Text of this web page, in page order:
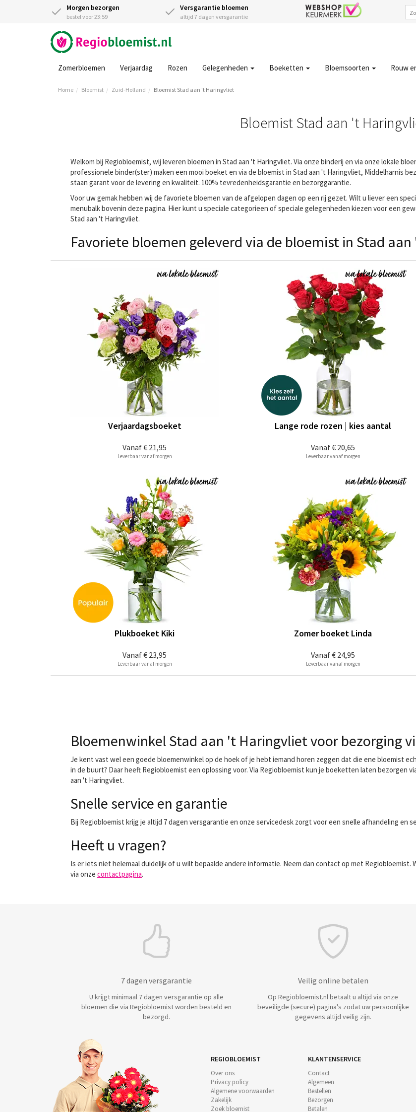
Morgen bezorgen
bestel voor 23:59
Versgarantie bloemen
altijd 7 dagen versgarantie
Zomerbloemen Verjaardag Rozen Gelegenheden Boeketten Bloemsoorten Rouw
Home Bloemist Zuid-Holland Bloemist Stad aan 't Haringvliet
Bloemist Stad aan 't
Welkom bij Regiobloemist, wij leveren bloemen in Stad aan 't Haringvliet. Via onze binderij en via onze lokale
professionele binder(ster) maken een mooi boeket en via de bloemist in Stad aan 't Haringvliet, Middelharnis
staan garant voor de levering en kwaliteit. 100% tevredenheidsgarantie en bezorggarantie.
Voor uw gemak hebben wij de favoriete bloemen van de afgelopen dagen op een rij gezet. Wilt u liever een
menubalk bovenin deze pagina. Hier kunt u speciale categorieen of speciale gelegenheden kiezen voor een
Stad aan 't Haringvliet.
Favoriete bloemen geleverd via de bloemist in Stad
Vanaf€ 21,95
Verjaardagsboeket
Leverbaar vanaf morgen
Vanaf€ 20,65
Lange rode rozen | kies aantal
Leverbaar vanaf morgen
Vanaf€ 23,95
Plukboeket Kiki
Leverbaar vanaf morgen
Vanaf€ 24,95
Zomer boeket Linda
Leverbaar vanaf morgen
Bloemenwinkel Stad aan 't Haringvliet voor bezorging
Je kent vast wel een goede bloemenwinkel op de hoek of je hebt iemand horen zeggen dat die ene bloemist
in de buurt? Daar heeft Regiobloemist een oplossing voor. Via Regiobloemist kun je boeketten laten bezorgen
aan 't Haringvliet.
Snelle service en garantie
Bij Regiobloemist krijg je altijd 7 dagen versgarantie en onze servicedesk zorgt voor een snelle afhandeling en
Heeft u vragen?
Is er iets niet helemaal duidelijk of u wilt bepaalde andere informatie. Neem dan contact op met Regiobloemist.
via onze contactpagina.
7 dagen versgarantie
U krijgt minimaal 7 dagen versgarantie op alle
bloemen die via Regiobloemist worden besteld en
bezorgd.
Veilig online betalen
Op Regiobloemist.nl betaalt u altijd via onze
beveiligde (secure) pagina's zodat uw persoonlijke
gegevens altijd veilig zijn.
REGIOBLOEMIST
Over ons
Privacy policy
Algemene voorwaarden
Zakelijk
Zoek bloemist
KLANTENSERVICE
Contact
Algemeen
Bestellen
Bezorgen
Betalen